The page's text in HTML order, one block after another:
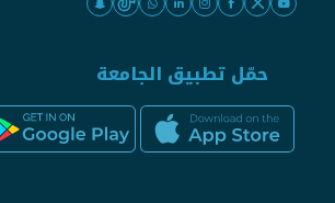
حمّل تطبيق الجامعة